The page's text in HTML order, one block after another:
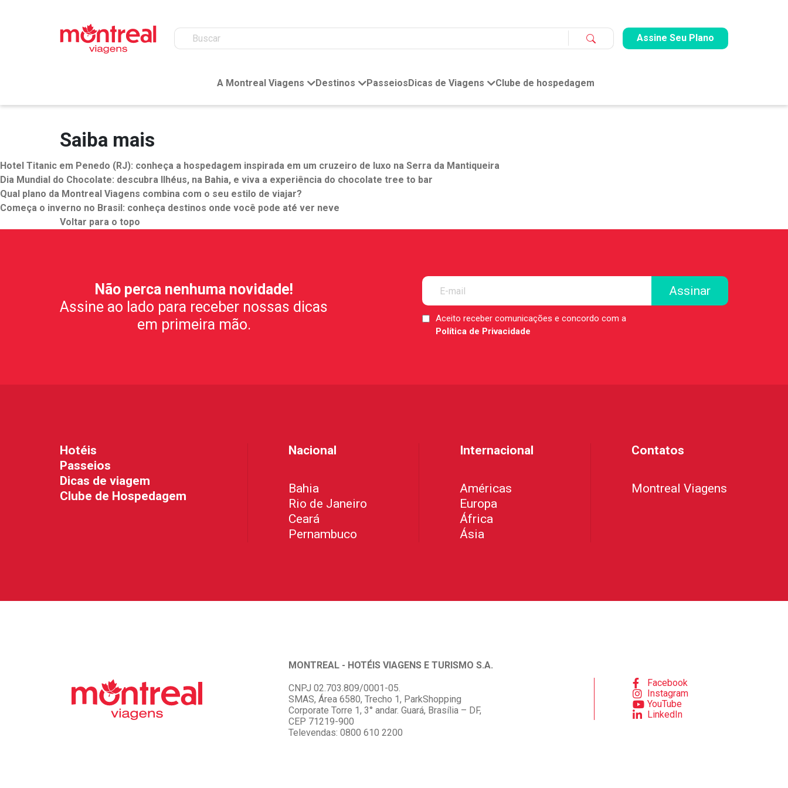
Assine Seu Plano
A Montreal Viagens Destinos Passeios Dicas de Viagens Clube de hospedagem
Saiba mais
Hotel Titanic em Penedo (RJ): conheça a hospedagem inspirada em um cruzeiro de luxo na Serra da Mantiqueira
Dia Mundial do Chocolate: descubra Ilhéus, na Bahia, e viva a experiência do chocolate tree to bar
Qual plano da Montreal Viagens combina com o seu estilo de viajar?
Começa o inverno no Brasil: conheça destinos onde você pode até ver neve
Voltar para o topo
Não perca nenhuma novidade!
Assine ao lado para receber nossas dicas
em primeira mão.
LGPDAceito receber comunicações e concordo com a
Política de Privacidade
Hotéis
Passeios
Dicas de viagem
Clube de Hospedagem
Nacional
Bahia
Rio de Janeiro
Ceará
Pernambuco
Internacional
Américas
Europa
África
Ásia
Contatos
Montreal Viagens
MONTREAL - HOTÉIS VIAGENS E TURISMO S.A.
CNPJ 02.703.809/0001-05.
SMAS, Área 6580, Trecho 1, ParkShopping
Corporate Torre 1, 3° andar. Guará, Brasília – DF,
CEP 71219-900
Televendas: 0800 610 2200
Facebook
Instagram
YouTube
LinkedIn